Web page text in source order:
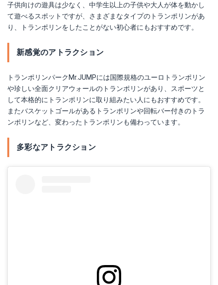
子供向けの遊具は少なく、中学生以上の子供や大人が体を動かし
て遊べるスポットですが、さまざまなタイプのトランポリンがあ
り、トランポリンをしたことがない初心者にもおすすめです。
新感覚のアトラクション
​​トランポリンパークMr.JUMPには国際規格のユーロトランポリン
や珍しい全面クリアウォールのトランポリンがあり、スポーツと
して本格的にトランポリンに取り組みたい人にもおすすめです。
またバスケットゴールがあるトランポリンや回転バー付きのトラ
ンポリンなど、変わったトランポリンも備わっています。
多彩なアトラクション